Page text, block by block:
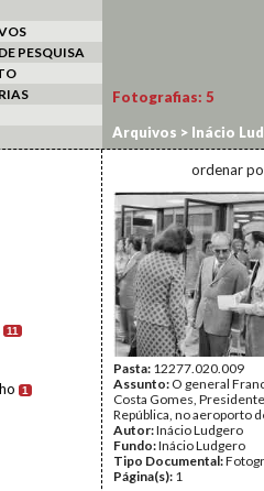
PESQUISA
11
1
Fotografias: 5
Arquivos > Inácio
ordenar
Pasta: 12277.020.009
Assunto: O general
Costa Gomes,
República, no aeroporto
Autor:Inácio Ludgero
Fundo:Inácio Ludgero
Tipo Documental:
Página(s): 1